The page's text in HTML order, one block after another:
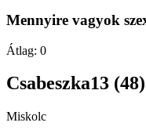
Mennyire vagyok
Átlag: 0
Csabeszka13 (48)
Miskolc